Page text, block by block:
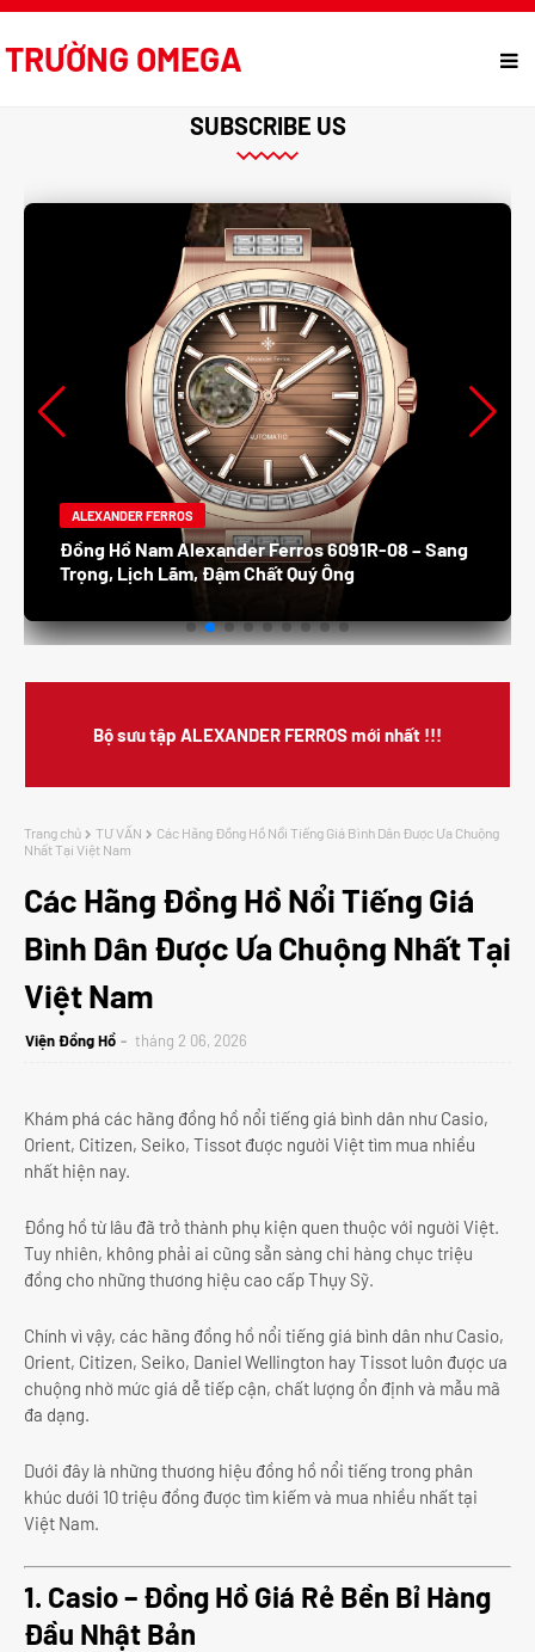
TRƯỜNG OMEGA
SUBSCRIBE US
ALEXANDER FERROS
Đồng Hồ Nam Alexander Ferros 8132S /05 –
Thanh Lịch, Sang Trọng, Đẳng Cấp Doanh Nhân
Bộ sưu tập ALEXANDER FERROS mới nhất !!!
Trang chủ TƯ VẤN
Các Hãng Đồng Hồ Nổi Tiếng Giá Bình Dân Được Ưa Chuộng
Nhất Tại Việt Nam
Các Hãng Đồng Hồ Nổi Tiếng Giá
Bình Dân Được Ưa Chuộng Nhất Tại
Việt Nam
Viện Đồng Hồ tháng 2 06, 2026
Khám phá các hãng đồng hồ nổi tiếng giá bình dân như Casio,
Orient, Citizen, Seiko, Tissot được người Việt tìm mua nhiều
nhất hiện nay.
Đồng hồ từ lâu đã trở thành phụ kiện quen thuộc với người Việt.
Tuy nhiên, không phải ai cũng sẵn sàng chi hàng chục triệu
đồng cho những thương hiệu cao cấp Thụy Sỹ.
Chính vì vậy, các hãng đồng hồ nổi tiếng giá bình dân như Casio,
Orient, Citizen, Seiko, Daniel Wellington hay Tissot luôn được ưa
chuộng nhờ mức giá dễ tiếp cận, chất lượng ổn định và mẫu mã
đa dạng.
Dưới đây là những thương hiệu đồng hồ nổi tiếng trong phân
khúc dưới 10 triệu đồng được tìm kiếm và mua nhiều nhất tại
Việt Nam.
1. Casio – Đồng Hồ Giá Rẻ Bền Bỉ Hàng
Đầu Nhật Bản